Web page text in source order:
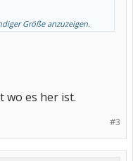
Größe anzuzeigen.
wo es her ist.
#3